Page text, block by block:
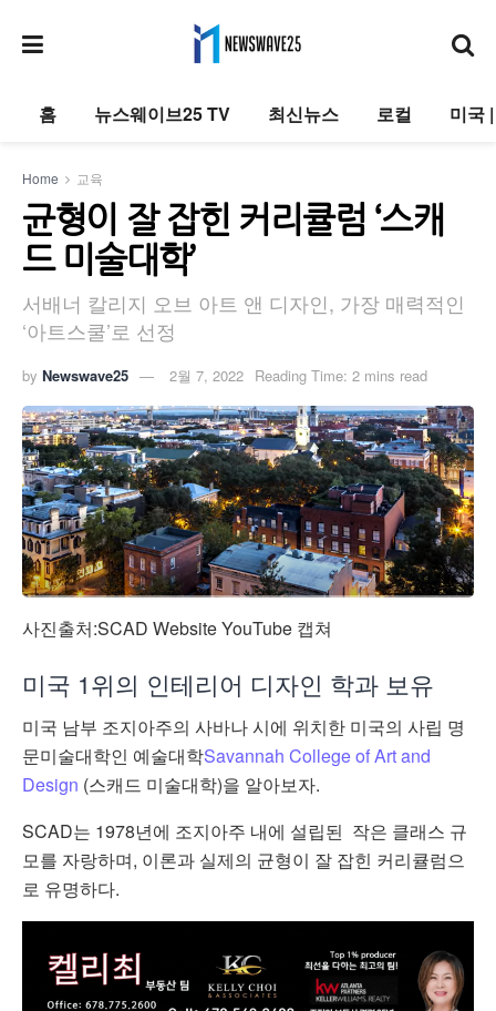
홈 뉴스웨이브25 TV 최신뉴스 로컬 미국
Home 교육
균형이 잘 잡힌 커리큘럼 ‘스캐
드 미술대학’
서배너 칼리지 오브 아트 앤 디자인, 가장 매력적인
‘아트스쿨’로 선정
by Newswave25 2월 7, 2022 Reading Time: 2 mins read
사진출처:SCAD Website YouTube 캡쳐
미국 1위의 인테리어 디자인 학과 보유
미국 남부 조지아주의 사바나 시에 위치한 미국의 사립 명
문미술대학인 예술대학Savannah College of Art and
Design (스캐드 미술대학)을 알아보자.
SCAD는 1978년에 조지아주 내에 설립된 작은 클래스 규
모를 자랑하며, 이론과 실제의 균형이 잘 잡힌 커리큘럼으
로 유명하다.